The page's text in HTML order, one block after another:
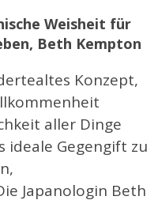
Weisheit für
Beth Kempton
Konzept,
aller Dinge
ideale Gegengift zu
Japanologin Beth